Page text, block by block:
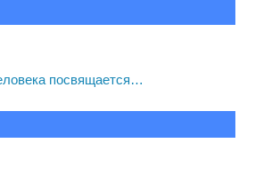
посвящается…